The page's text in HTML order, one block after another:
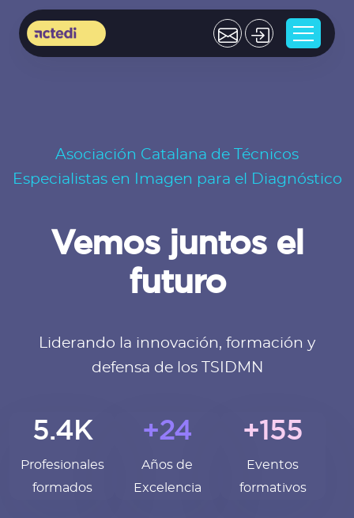
Asociación Catalana de Técnicos
Especialistas en Imagen para el Diagnóstico
Vemos juntos el
futuro
Liderando la innovación, formación y
defensa de los TSIDMN
5.4K
Profesionales
formados
+24
Años de
Excelencia
+155
Eventos
formativos